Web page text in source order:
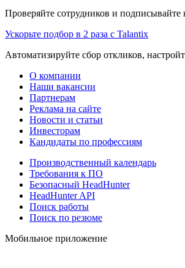
Проверяйте сотрудников и
Ускорьте подбор в 2 раза с Talantix
Автоматизируйте сбор откликов,
О компании
Наши вакансии
Партнерам
Реклама на сайте
Новости и статьи
Инвесторам
Кандидаты по профессиям
Производственный календарь
Требования к ПО
Безопасный HeadHunter
HeadHunter API
Поиск работы
Поиск по резюме
Мобильное приложение